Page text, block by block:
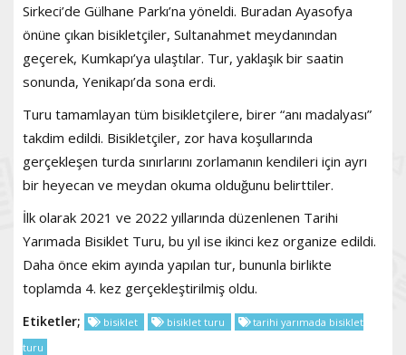
Sirkeci’de Gülhane Parkı’na yöneldi. Buradan Ayasofya
önüne çıkan bisikletçiler, Sultanahmet meydanından
geçerek, Kumkapı’ya ulaştılar. Tur, yaklaşık bir saatin
sonunda, Yenikapı’da sona erdi.
Turu tamamlayan tüm bisikletçilere, birer “anı madalyası”
takdim edildi. Bisikletçiler, zor hava koşullarında
gerçekleşen turda sınırlarını zorlamanın kendileri için ayrı
bir heyecan ve meydan okuma olduğunu belirttiler.
İlk olarak 2021 ve 2022 yıllarında düzenlenen Tarihi
Yarımada Bisiklet Turu, bu yıl ise ikinci kez organize edildi.
Daha önce ekim ayında yapılan tur, bununla birlikte
toplamda 4. kez gerçekleştirilmiş oldu.
Etiketler; bisiklet bisiklet turu
tarihi yarımada bisiklet
turu